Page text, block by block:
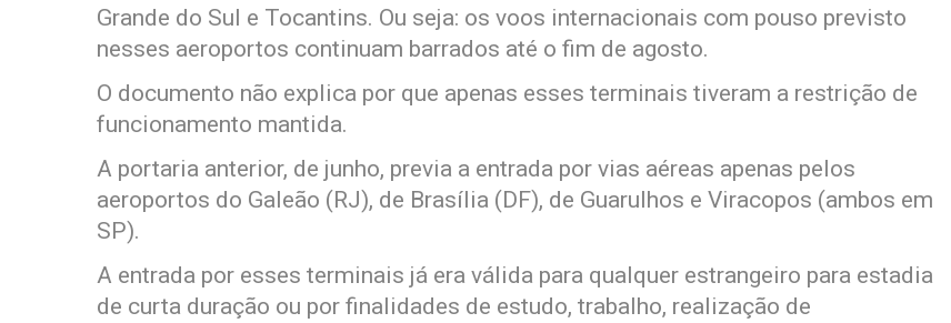
Grande do Sul e Tocantins. Ou seja: os voos internacionais com pouso previsto
nesses aeroportos continuam barrados até o fim de agosto.
O documento não explica por que apenas esses terminais tiveram a restrição de
funcionamento mantida.
A portaria anterior, de junho, previa a entrada por vias aéreas apenas pelos
aeroportos do Galeão (RJ), de Brasília (DF), de Guarulhos e Viracopos (ambos em
SP).
A entrada por esses terminais já era válida para qualquer estrangeiro para estadia
de curta duração ou por finalidades de estudo, trabalho, realização de